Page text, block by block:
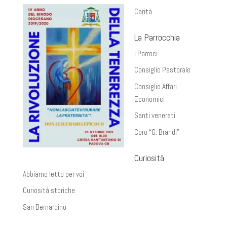
Carità
La Parrocchia
I Parroci
Consiglio Pastorale
Consiglio Affari
Economici
Santi venerati
Coro “G. Brandi”
Curiosità
Abbiamo letto per voi
Curiosità storiche
San Bernardino